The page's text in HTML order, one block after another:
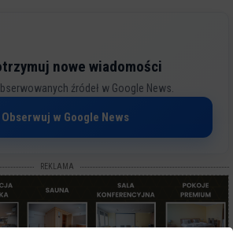
nowe wiadomości
źródeł w Google News.
Obserwuj w Google News
REKLAMA